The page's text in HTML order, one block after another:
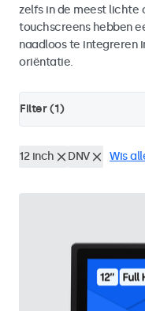
zelfs in de meest lichte
touchscreens hebben
naadloos te integreren
oriëntatie.
Filter (1)
12 inch DNV Wis